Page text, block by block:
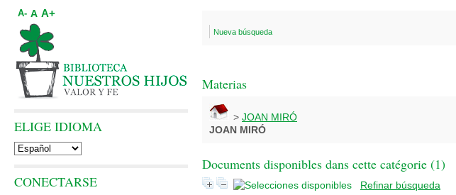
Nueva búsqueda
Materias
> JOAN MIRÓ
JOAN MIRÓ
Documents disponibles dans cette catégorie (1)
Refinar búsqueda
A- A A+
ELIGE IDIOMA
CONECTARSE